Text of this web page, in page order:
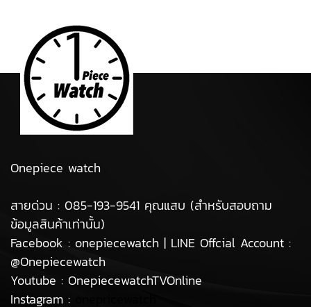
Onepiece watch
สายด่วน : 085-193-9541 คุณแสบ (สำหรับสอบถาม
ข้อมูลสินค้าเท่านั้น)
Facebook : onepiecewatch | LINE Offcial Account :
@Onepiecewatch
Youtube : OnepiecewatchTVOnline
Instagram :